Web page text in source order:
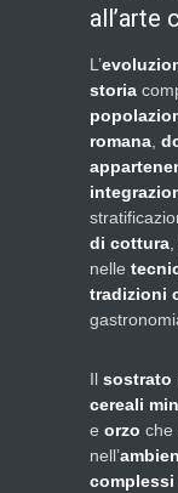
all’arte
L’
storia
romana
di cottura
nelle
tradizioni
Il sostrato
cereali
e orzo che
nell’
complessi